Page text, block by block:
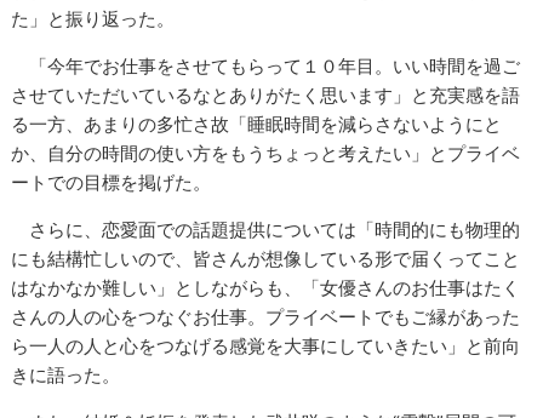
た」と振り返った。
「今年でお仕事をさせてもらって１０年目。いい時間を過ご
させていただいているなとありがたく思います」と充実感を語
る一方、あまりの多忙さ故「睡眠時間を減らさないようにと
か、自分の時間の使い方をもうちょっと考えたい」とプライベ
ートでの目標を掲げた。
さらに、恋愛面での話題提供については「時間的にも物理的
にも結構忙しいので、皆さんが想像している形で届くってこと
はなかなか難しい」としながらも、「女優さんのお仕事はたく
さんの人の心をつなぐお仕事。プライベートでもご縁があった
ら一人の人と心をつなげる感覚を大事にしていきたい」と前向
きに語った。